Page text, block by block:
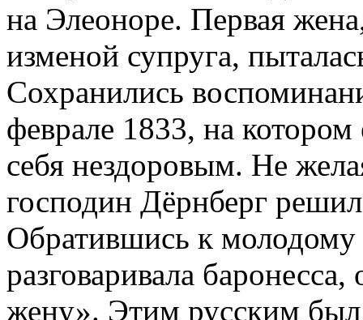
на Элеоноре. Первая
изменой супруга,
Сохранились
феврале 1833, на
себя нездоровым. Не
господин Дёрнберг
Обратившись к молодому
разговаривала
жену». Этим русским был